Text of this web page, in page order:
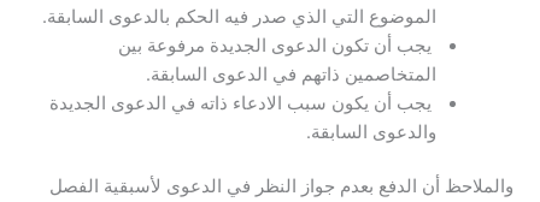
الموضوع التي الذي صدر فيه الحكم بالدعوى السابقة.
يجب أن تكون الدعوى الجديدة مرفوعة بين
المتخاصمين ذاتهم في الدعوى السابقة.
يجب أن يكون سبب الادعاء ذاته في الدعوى الجديدة
والدعوى السابقة.
والملاحظ أن الدفع بعدم جواز النظر في الدعوى لأسبقية الفصل